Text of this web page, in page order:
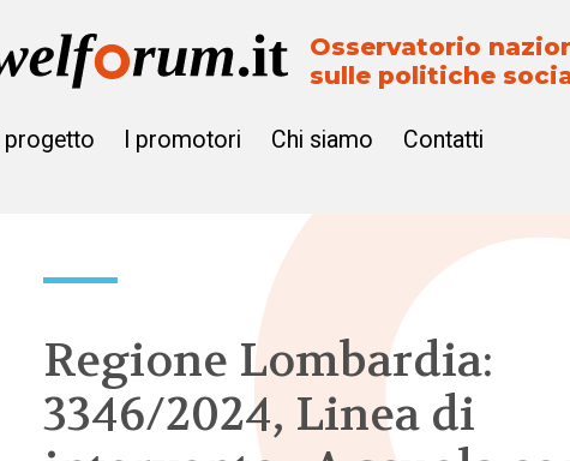
Osservatorio
sulle politiche
Il progetto I promotori Chi siamo Contatti
Regione Lombardia:
3346/2024, Linea di